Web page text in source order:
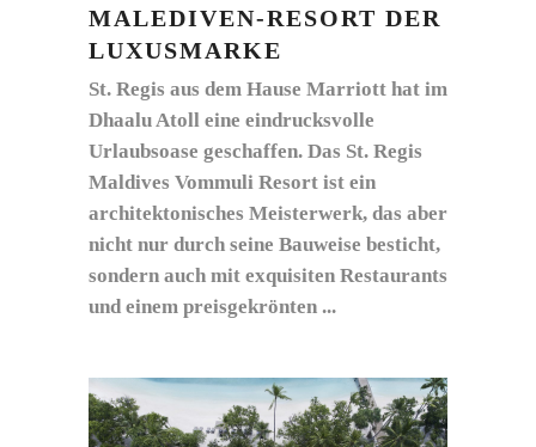
MALEDIVEN-RESORT DER
LUXUSMARKE
St. Regis aus dem Hause Marriott hat im
Dhaalu Atoll eine eindrucksvolle
Urlaubsoase geschaffen. Das St. Regis
Maldives Vommuli Resort ist ein
architektonisches Meisterwerk, das aber
nicht nur durch seine Bauweise besticht,
sondern auch mit exquisiten Restaurants
und einem preisgekrönten